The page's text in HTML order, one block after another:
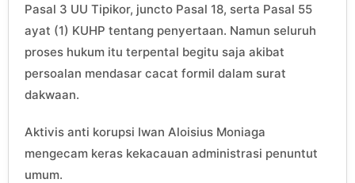
Pasal 3 UU Tipikor, juncto Pasal 18, serta Pasal 55
ayat (1) KUHP tentang penyertaan. Namun seluruh
proses hukum itu terpental begitu saja akibat
persoalan mendasar cacat formil dalam surat
dakwaan.
Aktivis anti korupsi Iwan Aloisius Moniaga
mengecam keras kekacauan administrasi penuntut
umum.